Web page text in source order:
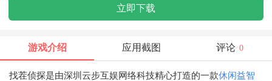
立即下载
游戏介绍 应用截图 评论 0
找茬侦探是由深圳云步互娱网络科技精心打造的一款休闲益智